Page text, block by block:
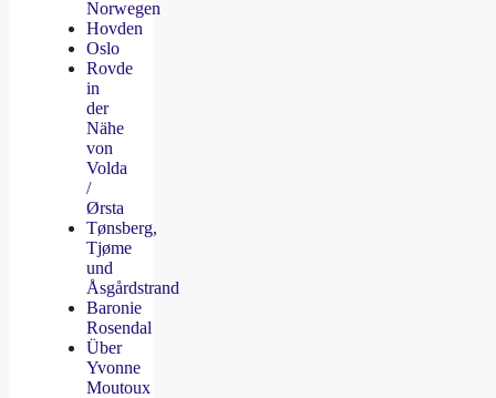
Norwegen
Hovden
Oslo
Rovde
in
der
Nähe
von
Volda
/
Ørsta
Tønsberg,
Tjøme
und
Åsgårdstrand
Baronie
Rosendal
Über
Yvonne
Moutoux